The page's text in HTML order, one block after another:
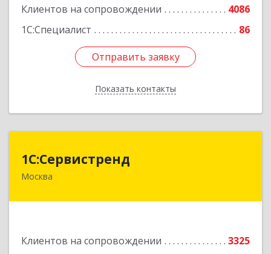
Клиентов на сопровождении
4086
1С:Специалист
86
Отправить заявку
Показать контакты
Отправить заявку
Назад
1С:Сервистренд
Москва
Клиентов на сопровождении
3325
107023, Москва г, Семёновский пер, дом № 15,